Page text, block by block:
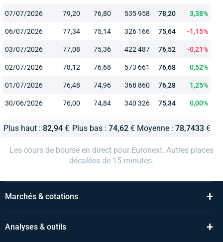
07/07/2026 79,20 76,80 535 958 78,20 3,38%
06/07/2026 77,34 75,14 326 166 75,64 -1,15%
03/07/2026 77,08 75,36 422 487 76,52 -0,21%
02/07/2026 78,12 76,68 573 661 76,68 0,52%
01/07/2026 76,48 74,96 368 860 76,28 1,25%
30/06/2026 76,00 74,84 340 326 75,34 0,00%
Plus haut : 82,94€ Plus bas : 74,62€ Moyenne : 78,7433 €
Les cours de bourse en direct pour Euronext. Autres places
décalées de 15 minutes.
Marchés & cotations +
Analyses & outils +